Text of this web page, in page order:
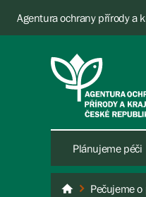
Agentura ochrany přírody a
Plánujeme péči
AOPK ČR
Pečujeme